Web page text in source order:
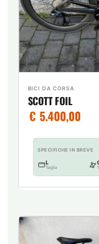
BICI DA CORSA
SCOTT FOIL
€ 5.400,00
SPECIFICHE IN BREVE
L
Taglia